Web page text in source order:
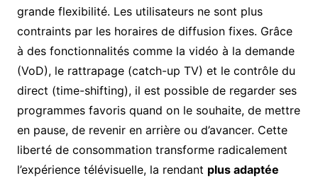
grande flexibilité. Les utilisateurs ne sont plus
contraints par les horaires de diffusion fixes. Grâce
à des fonctionnalités comme la vidéo à la demande
(VoD), le rattrapage (catch-up TV) et le contrôle du
direct (time-shifting), il est possible de regarder ses
programmes favoris quand on le souhaite, de mettre
en pause, de revenir en arrière ou d’avancer. Cette
liberté de consommation transforme radicalement
l’expérience télévisuelle, la rendant plus adaptée